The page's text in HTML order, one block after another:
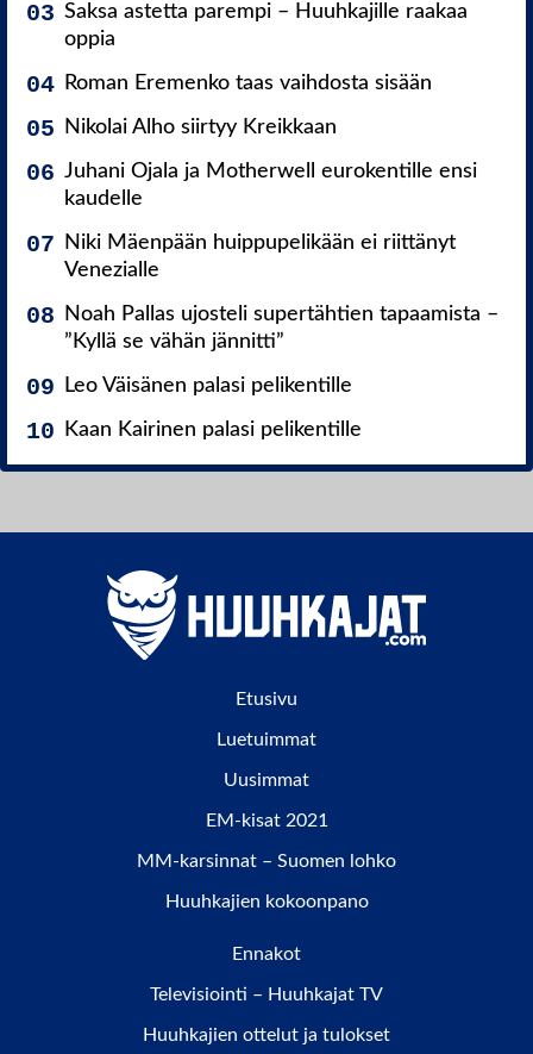
Saksa astetta parempi – Huuhkajille raakaa
oppia
Roman Eremenko taas vaihdosta sisään
Nikolai Alho siirtyy Kreikkaan
Juhani Ojala ja Motherwell eurokentille ensi
kaudelle
Niki Mäenpään huippupelikään ei riittänyt
Venezialle
Noah Pallas ujosteli supertähtien tapaamista –
”Kyllä se vähän jännitti”
Leo Väisänen palasi pelikentille
Kaan Kairinen palasi pelikentille
Etusivu
Luetuimmat
Uusimmat
EM-kisat 2021
MM-karsinnat – Suomen lohko
Huuhkajien kokoonpano
Ennakot
Televisiointi – Huuhkajat TV
Huuhkajien ottelut ja tulokset